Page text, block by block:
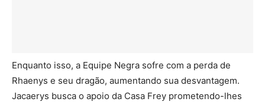
Enquanto isso, a Equipe Negra sofre com a perda de
Rhaenys e seu dragão, aumentando sua desvantagem.
Jacaerys busca o apoio da Casa Frey prometendo-lhes